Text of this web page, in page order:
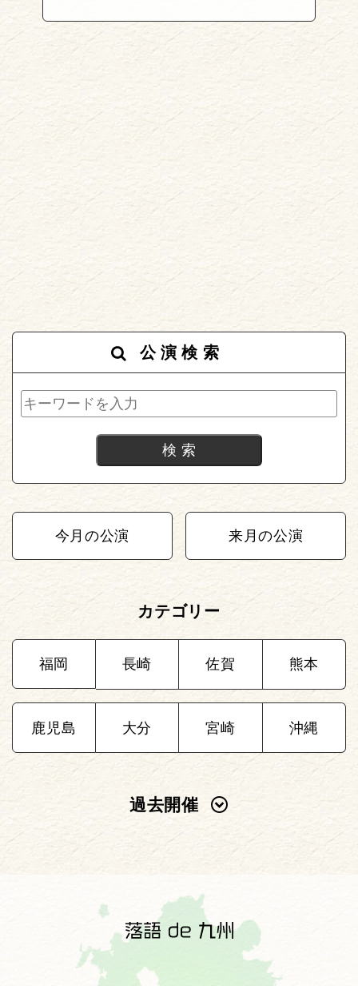
公演検索
今月の公演 来月の公演
カテゴリー
福岡 長崎 佐賀 熊本
鹿児島 大分 宮崎 沖縄
過去開催
2022年